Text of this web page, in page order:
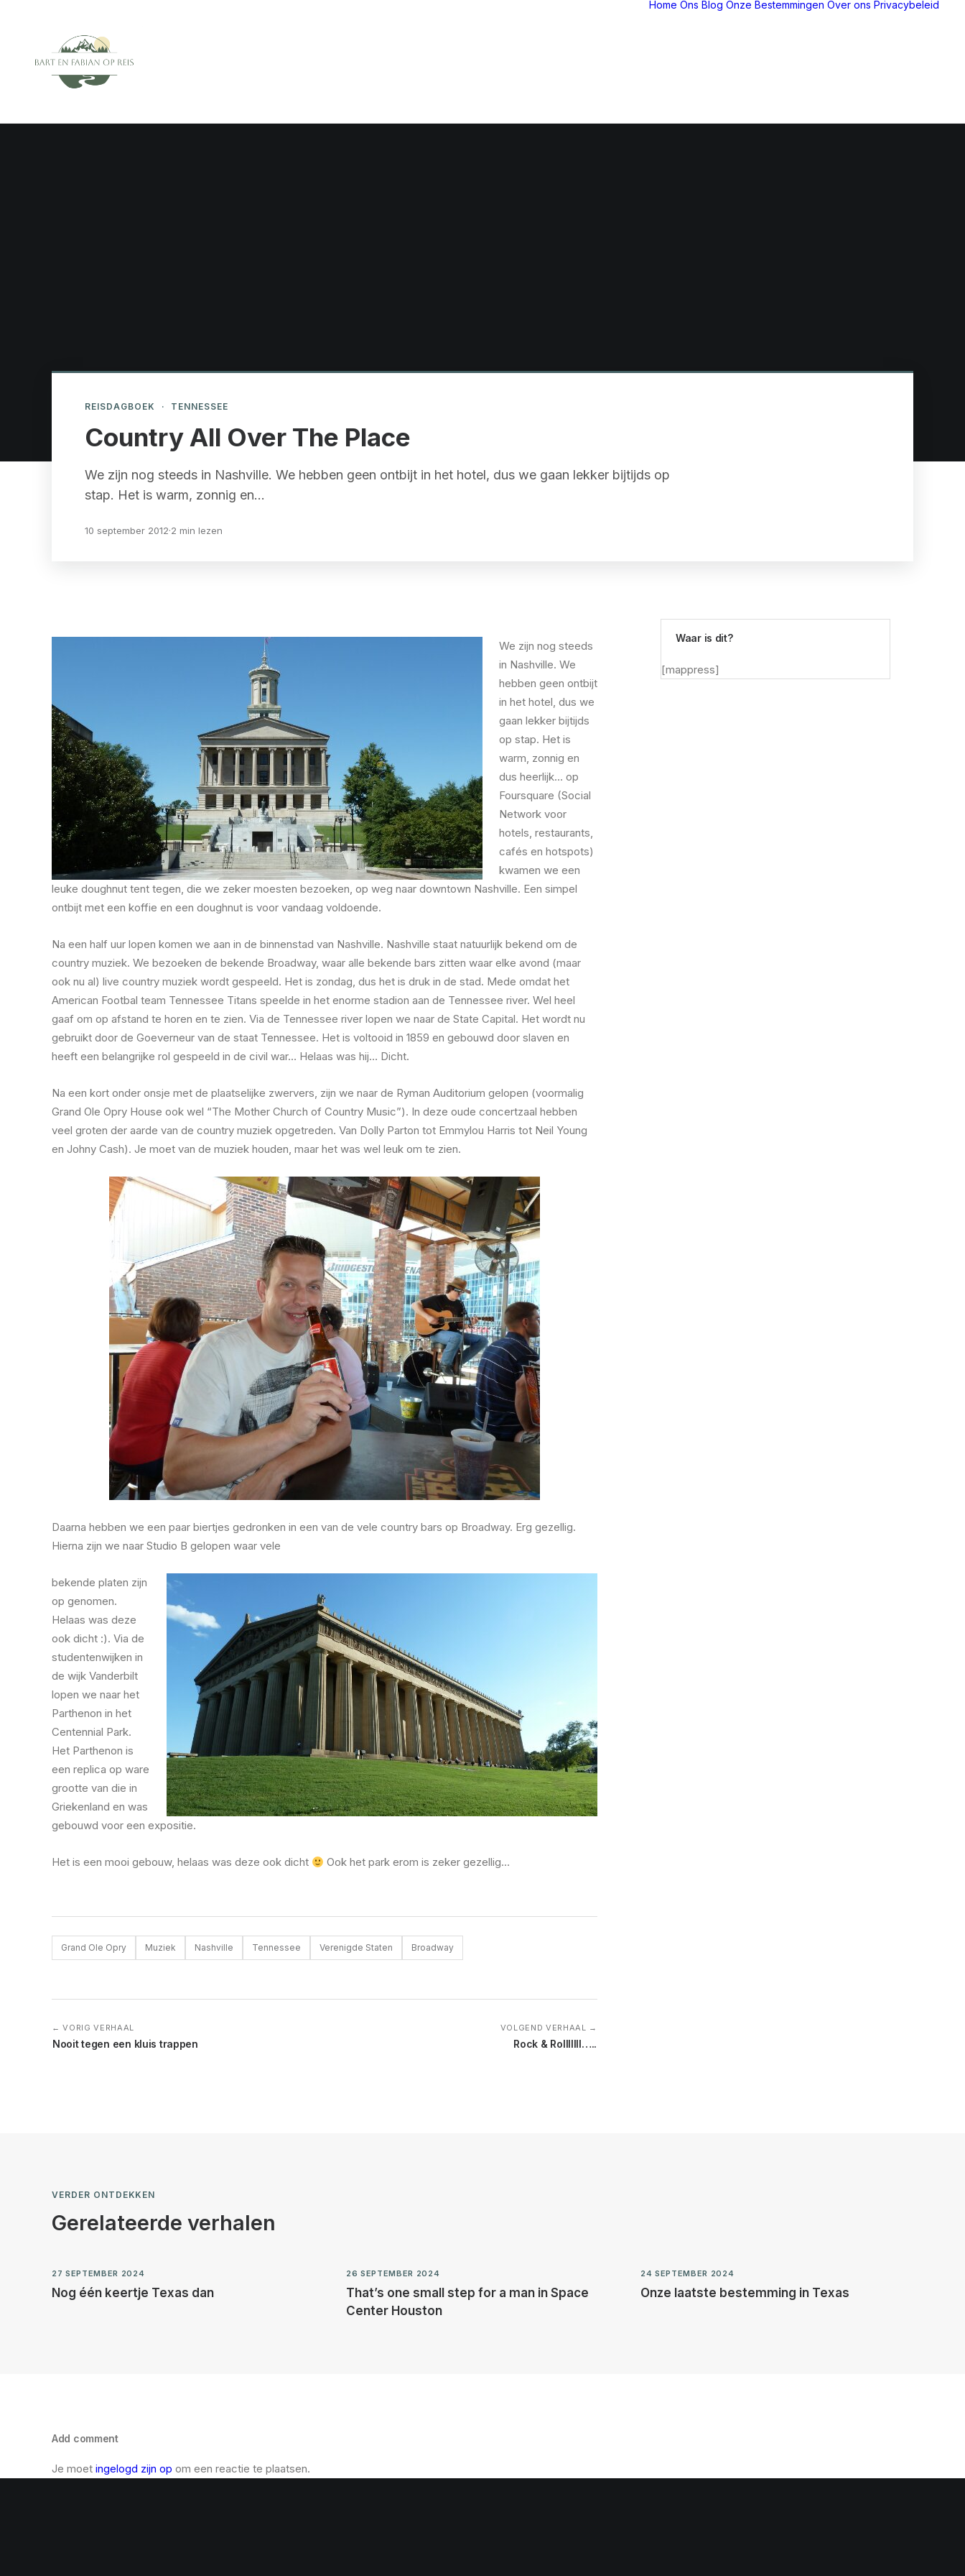
Home Ons Blog Onze Bestemmingen Over ons Privacybeleid
REISDAGBOEK · TENNESSEE
Country All Over The Place
We zijn nog steeds in Nashville. We hebben geen ontbijt in het hotel, dus we gaan lekker bijtijds op
stap. Het is warm, zonnig en…
10 september 2012·2 min lezen
We zijn nog steeds
in Nashville. We
hebben geen ontbijt
in het hotel, dus we
gaan lekker bijtijds
op stap. Het is
warm, zonnig en
dus heerlijk… op
Foursquare (Social
Network voor
hotels, restaurants,
cafés en hotspots)
kwamen we een
leuke doughnut tent tegen, die we zeker moesten bezoeken, op weg naar downtown Nashville. Een simpel
ontbijt met een koffie en een doughnut is voor vandaag voldoende.
Na een half uur lopen komen we aan in de binnenstad van Nashville. Nashville staat natuurlijk bekend om de
country muziek. We bezoeken de bekende Broadway, waar alle bekende bars zitten waar elke avond (maar
ook nu al) live country muziek wordt gespeeld. Het is zondag, dus het is druk in de stad. Mede omdat het
American Footbal team Tennessee Titans speelde in het enorme stadion aan de Tennessee river. Wel heel
gaaf om op afstand te horen en te zien. Via de Tennessee river lopen we naar de State Capital. Het wordt nu
gebruikt door de Goeverneur van de staat Tennessee. Het is voltooid in 1859 en gebouwd door slaven en
heeft een belangrijke rol gespeeld in de civil war… Helaas was hij… Dicht.
Na een kort onder onsje met de plaatselijke zwervers, zijn we naar de Ryman Auditorium gelopen (voormalig
Grand Ole Opry House ook wel “The Mother Church of Country Music”). In deze oude concertzaal hebben
veel groten der aarde van de country muziek opgetreden. Van Dolly Parton tot Emmylou Harris tot Neil Young
en Johny Cash). Je moet van de muziek houden, maar het was wel leuk om te zien.
Daarna hebben we een paar biertjes gedronken in een van de vele country bars op Broadway. Erg gezellig.
Hierna zijn we naar Studio B gelopen waar vele
bekende platen zijn
op genomen.
Helaas was deze
ook dicht :). Via de
studentenwijken in
de wijk Vanderbilt
lopen we naar het
Parthenon in het
Centennial Park.
Het Parthenon is
een replica op ware
grootte van die in
Griekenland en was
gebouwd voor een expositie.
Het is een mooi gebouw, helaas was deze ook dicht Ook het park erom is zeker gezellig…
Grand Ole Opry Muziek Nashville Tennessee Verenigde Staten Broadway
← VORIG VERHAAL
Nooit tegen een kluis trappen
VOLGEND VERHAAL →
Rock & Rolllllll…..
Waar is dit?
[mappress]
VERDER ONTDEKKEN
Gerelateerde verhalen
27 SEPTEMBER 2024
Nog één keertje Texas dan
26 SEPTEMBER 2024
That’s one small step for a man in Space
Center Houston
24 SEPTEMBER 2024
Onze laatste bestemming in Texas
Add comment
Je moet ingelogd zijn op om een reactie te plaatsen.